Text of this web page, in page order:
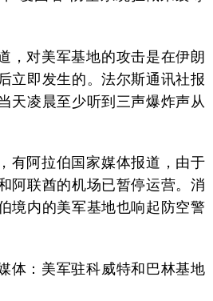
，对美军基地的攻击是在伊朗
立即发生的。法尔斯通讯社报
天凌晨至少听到三声爆炸声从
有阿拉伯国家媒体报道，由于
阿联酋的机场已暂停运营。消
境内的美军基地也响起防空警
体：美军驻科威特和巴林基地